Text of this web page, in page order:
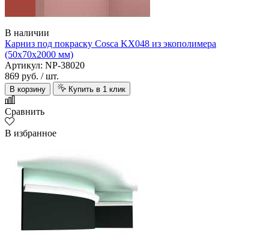
В наличии
Карниз под покраску Cosca KX048 из экополимера
(50х70х2000 мм)
Артикул: NP-38020
869 руб. / шт.
В корзину Купить в 1 клик
Сравнить
В избранное